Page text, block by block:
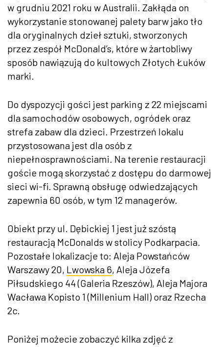
w grudniu 2021 roku w Australii. Zakłąda on
wykorzystanie stonowanej palety barw jako tło
dla oryginalnych dzieł sztuki, stworzonych
przez zespół McDonald’s, które w żartobliwy
sposób nawiązują do kultowych Złotych Łuków
marki.
Do dyspozycji gości jest parking z 22 miejscami
dla samochodów osobowych, ogródek oraz
strefa zabaw dla dzieci. Przestrzeń lokalu
przystosowana jest dla osób z
niepełnosprawnościami. Na terenie restauracji
goście mogą skorzystać z dostępu do darmowej
sieci wi-fi. Sprawną obsługę odwiedzających
zapewnia 60 osób, w tym 12 managerów.
Obiekt przy ul. Dębickiej 1 jest już szóstą
restauracją McDonalds w stolicy Podkarpacia.
Pozostałe lokalizacje to: Aleja Powstańców
Warszawy 20, Lwowska 6, Aleja Józefa
Piłsudskiego 44 (Galeria Rzeszów), Aleja Majora
Wacława Kopisto 1 (Millenium Hall) oraz Rzecha
2c.
Poniżej możecie zobaczyć kilka zdjęć z